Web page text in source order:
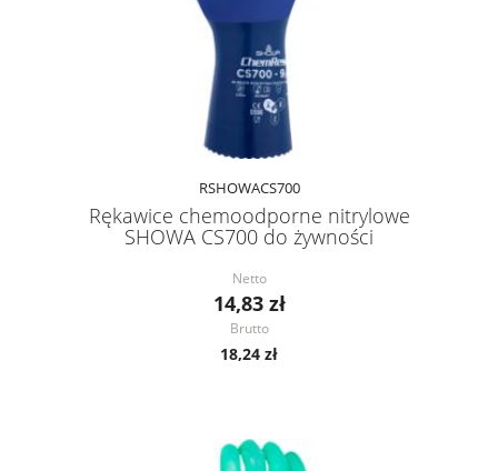
RSHOWACS700
Rękawice chemoodporne nitrylowe
SHOWA CS700 do żywności
Netto
14,83 zł
Brutto
18,24 zł